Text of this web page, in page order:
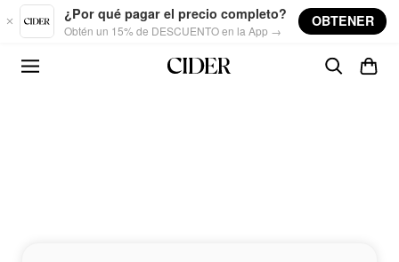
Skip to main content
¿Por qué pagar el precio completo?
Obtén un 15% de DESCUENTO en la App →
OBTENER